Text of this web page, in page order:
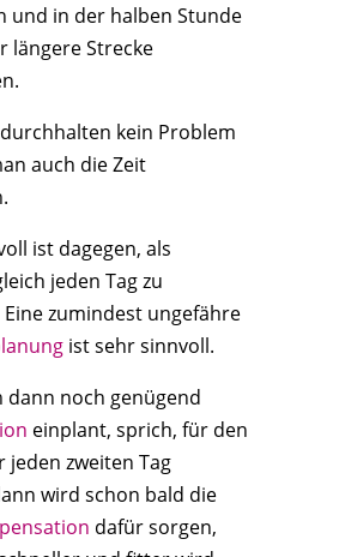
und in der halben Stunde
längere Strecke
kein Problem
auch die Zeit
ist dagegen, als
jeden Tag zu
zumindest ungefähre
ist sehr sinnvoll.
dann noch genügend
einplant, sprich, für den
jeden zweiten Tag
wird schon bald die
dafür sorgen,